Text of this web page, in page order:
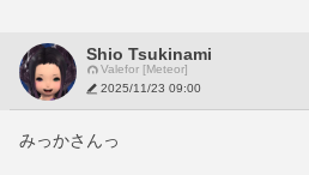
Shio Tsukinami
Valefor [Meteor]
2025/11/23 09:00
みっかさんっ